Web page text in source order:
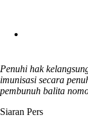
Penuhi hak
imunisasi secara
pembunuh balita
Siaran Pers